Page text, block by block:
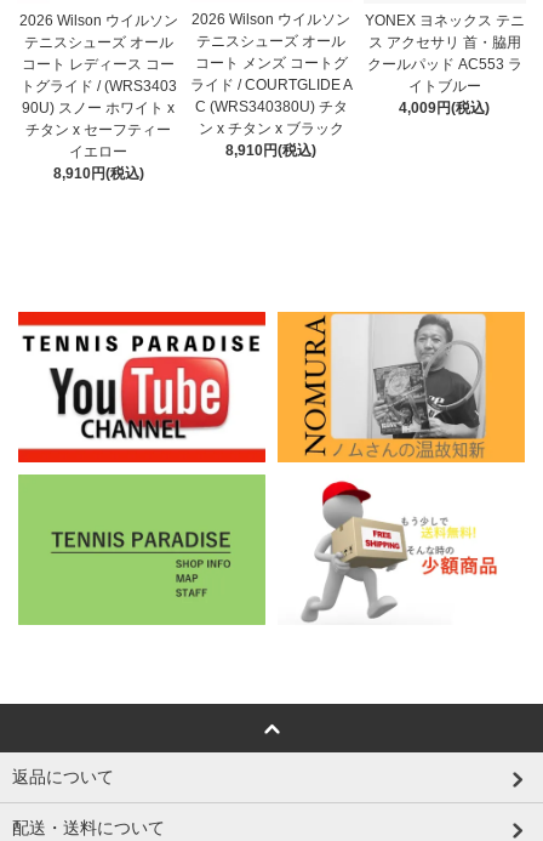
2026 Wilson ウイルソン
テニスシューズ オール
コート レディース コー
トグライド / (WRS3403
90U) スノー ホワイト x
チタン x セーフティー
イエロー
8,910円(税込)
2026 Wilson ウイルソン
テニスシューズ オール
コート メンズ コートグ
ライド / COURTGLIDE A
C (WRS340380U) チタ
ン x チタン x ブラック
8,910円(税込)
YONEX ヨネックス テニ
ス アクセサリ 首・脇用
クールパッド AC553 ラ
イトブルー
4,009円(税込)
返品について
配送・送料について